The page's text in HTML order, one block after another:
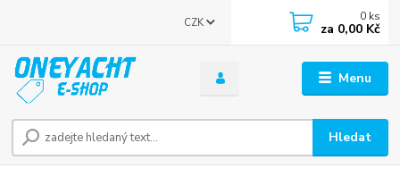
Menu
CZK
Hledat
0 ks
za 0,00 Kč